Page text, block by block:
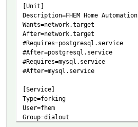
[Unit]
Description=FHEM Home Automation
Wants=network.target
After=network.target
#Requires=postgresql.service
#After=postgresql.service
#Requires=mysql.service
#After=mysql.service
[Service]
Type=forking
User=fhem
Group=dialout